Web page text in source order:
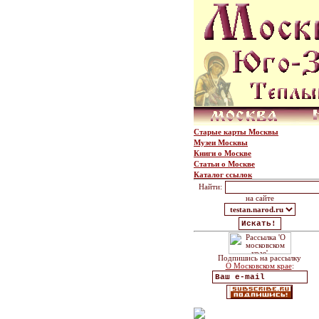
Старые карты Москвы
Музеи Москвы
Книги о Москве
Статьи о Москве
Каталог ссылок
Найти:
на сайте
Подпишись на рассылку
О Московском крае: